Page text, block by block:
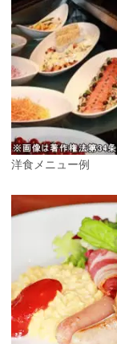
洋食メニュー例